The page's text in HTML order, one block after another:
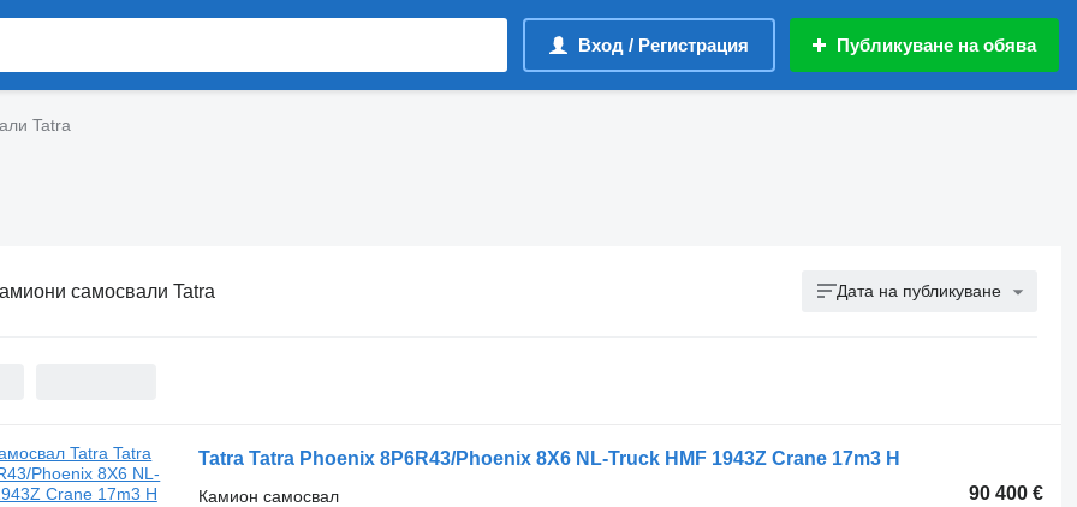
Вход / Регистрация Публикуване на обява
Tatra
самосвали Tatra Дата на публикуване
Tatra Tatra Phoenix 8P6R43/Phoenix 8X6 NL-Truck HMF 1943Z Crane 17m3 H
90 400 €
Камион самосвал